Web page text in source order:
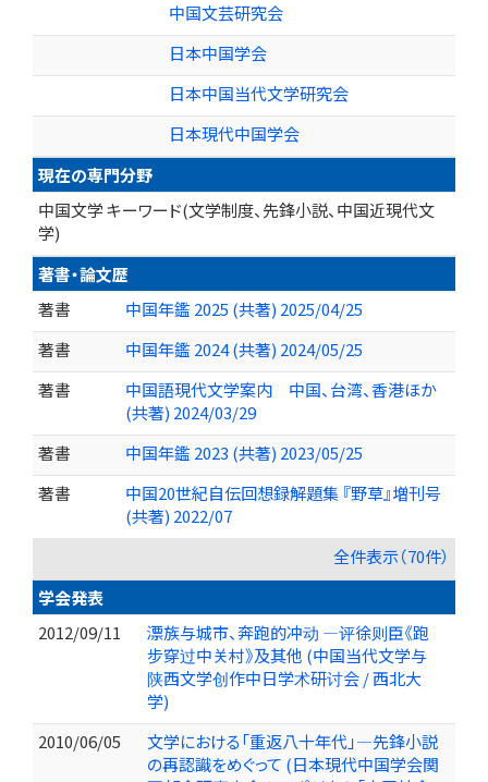
中国文芸研究会
日本中国学会
日本中国当代文学研究会
日本現代中国学会
現在の専門分野
中国文学 キーワード(文学制度、先鋒小説、中国近現代文
学)
著書・論文歴
著書
中国年鑑 2025 (共著) 2025/04/25
著書
中国年鑑 2024 (共著) 2024/05/25
著書
中国語現代文学案内 中国、台湾、香港ほか
(共著) 2024/03/29
著書
中国年鑑 2023 (共著) 2023/05/25
著書
中国20世紀自伝回想録解題集 『野草』増刊号
(共著) 2022/07
全件表示（70件）
学会発表
2012/09/11
漂族与城市、奔跑的冲动 ―评徐则臣《跑
步穿过中关村》及其他 (中国当代文学与
陕西文学创作中日学术研讨会 / 西北大
学)
2010/06/05
文学における「重返八十年代」―先鋒小説
の再認識をめぐって (日本現代中国学会関